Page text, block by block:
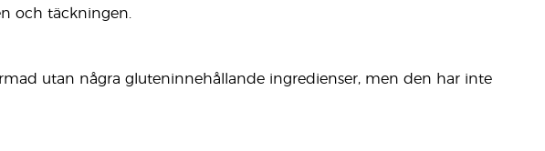
och täckningen.
utan några gluteninnehållande ingredienser, men den har inte